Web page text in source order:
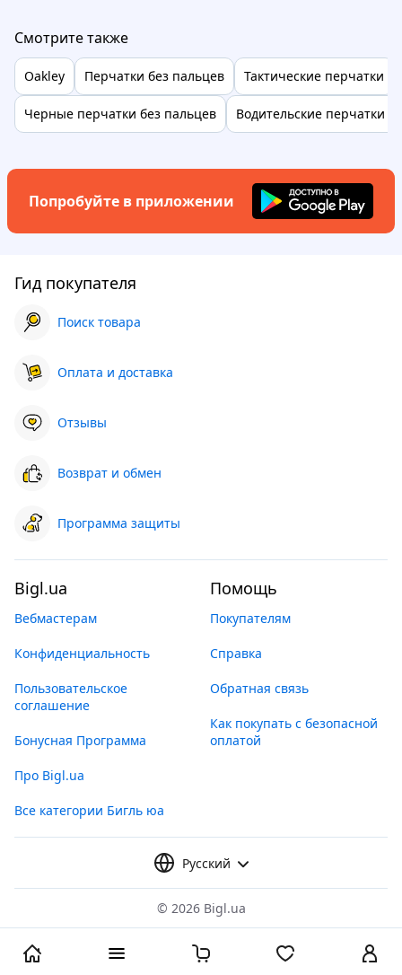
Смотрите также
Oakley Перчатки без пальцев Тактические перчатки
Черные перчатки без пальцев Водительские перчатки
Попробуйте в приложении
Гид покупателя
Поиск товара
Оплата и доставка
Отзывы
Возврат и обмен
Программа защиты
Bigl.ua
Вебмастерам
Конфиденциальность
Пользовательское
соглашение
Бонусная Программа
Про Bigl.ua
Все категории Бигль юа
Помощь
Покупателям
Справка
Обратная связь
Как покупать с безопасной
оплатой
Русский
© 2026 Bigl.ua